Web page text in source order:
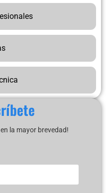
en la mayor brevedad!